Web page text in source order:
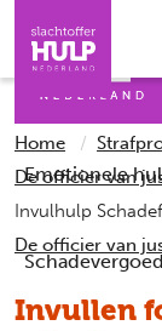
Iemand helpen
Wat is er
Emotionele
Home
De officier van
Invulhulp
De officier van
Invullen